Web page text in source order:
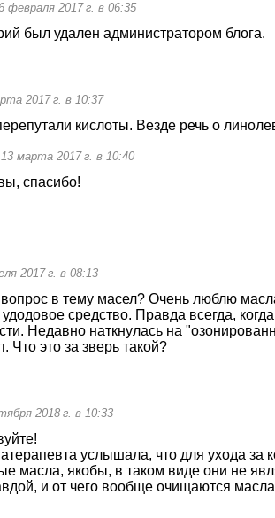
февраля 2017 г. в 06:35
был удален администратором блога.
2017 г. в 10:37
кислоты. Везде речь о
13 марта 2017 г. в 10:40
спасибо!
2017 г. в 08:13
в тему масел? Очень люблю
средство. Правда всегда,
Недавно наткнулась на
Что это за зверь такой?
2018 г. в 10:33
услышала, что для ухода за
масла, якобы, в таком виде они не
и от чего вообще очищаются